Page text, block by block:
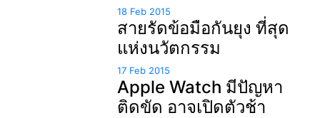
18 Feb 2015
สายรัดข้อมือกันยุง ที่สุด
แห่งนวัตกรรม
17 Feb 2015
Apple Watch มีปัญหา
ติดขัด อาจเปิดตัวช้า